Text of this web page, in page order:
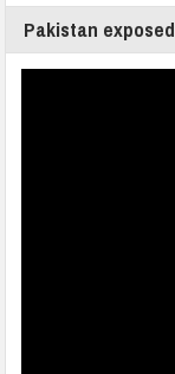
Pakistan exposed